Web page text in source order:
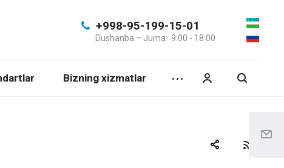
+998-95-199-15-01
Dushanba – Juma: 9:00 - 18:00
Bizning xizmatlar